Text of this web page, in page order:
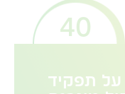
40
על תפקיד